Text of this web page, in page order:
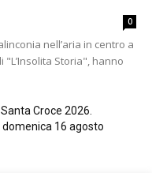
0
nell’aria in centro a
"L’Insolita Storia", hanno
Croce 2026.
16 agosto